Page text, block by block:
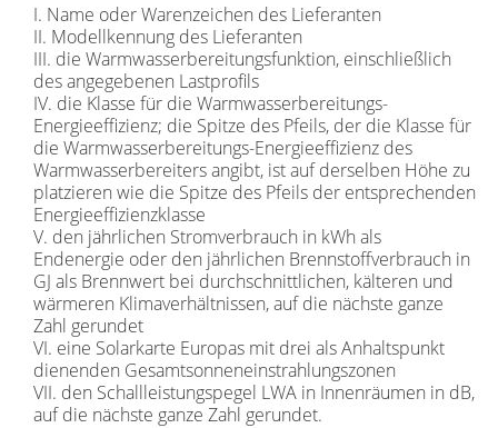
I. Name oder Warenzeichen des Lieferanten
II. Modellkennung des Lieferanten
III. die Warmwasserbereitungsfunktion, einschließlich
des angegebenen Lastprofils
IV. die Klasse für die Warmwasserbereitungs-
Energieeffizienz; die Spitze des Pfeils, der die Klasse für
die Warmwasserbereitungs-Energieeffizienz des
Warmwasserbereiters angibt, ist auf derselben Höhe zu
platzieren wie die Spitze des Pfeils der entsprechenden
Energieeffizienzklasse
V. den jährlichen Stromverbrauch in kWh als
Endenergie oder den jährlichen Brennstoffverbrauch in
GJ als Brennwert bei durchschnittlichen, kälteren und
wärmeren Klimaverhältnissen, auf die nächste ganze
Zahl gerundet
VI. eine Solarkarte Europas mit drei als Anhaltspunkt
dienenden Gesamtsonneneinstrahlungszonen
VII. den Schallleistungspegel LWA in Innenräumen in dB,
auf die nächste ganze Zahl gerundet.